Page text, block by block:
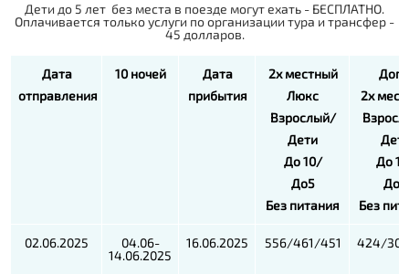
Дети до 5 лет без места в поезде могут ехать - БЕСПЛАТНО.
Оплачивается только услуги по организации тура и трансфер -
45 долларов.
Дата
отправления
10 ночей
Дата
прибытия
2х местный
Люкс
Взрослый/
Дети
До 10/
До5
Без питания
Доп
2х
До
До5
Без
02.06.2025
04.06-
14.06.2025
16.06.2025 556/461/451 424/